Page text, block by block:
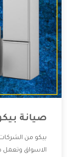
صيانة
بيكو من
الاسواق وتعمل